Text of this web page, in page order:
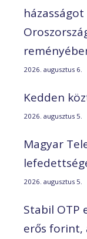
2026. augusztus 6.
Kedden
2026. augusztus 5.
Magyar
2026. augusztus 5.
Stabil OTP
erős forint,